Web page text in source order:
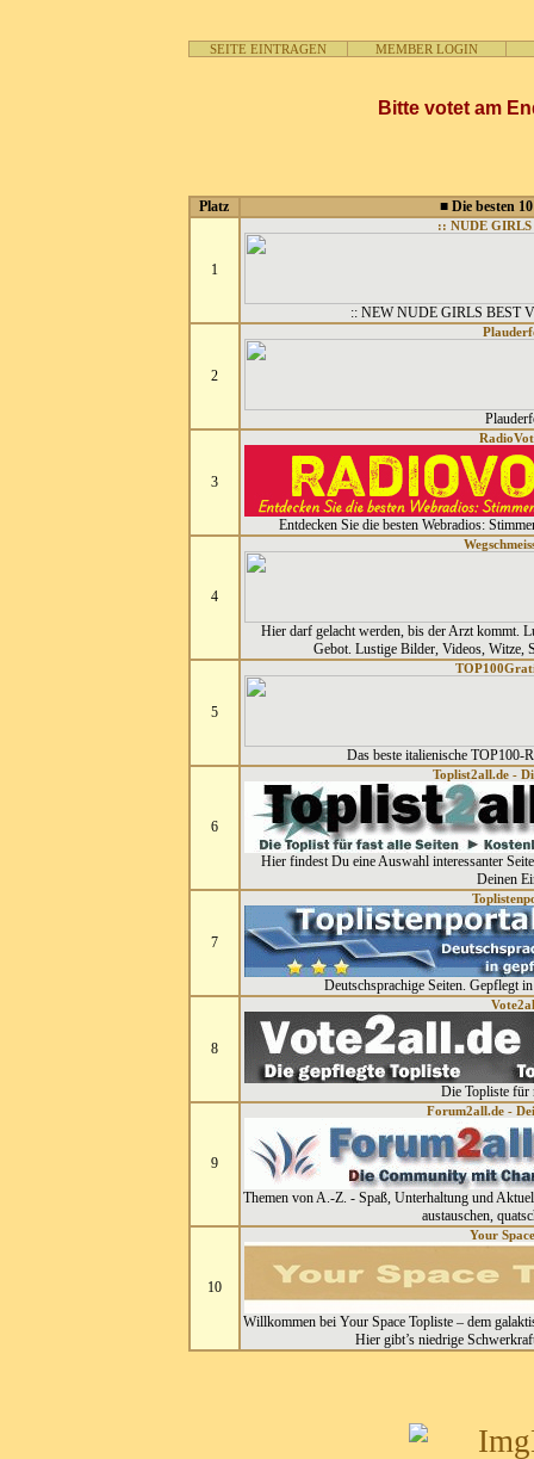
SEITE EINTRAGEN MEMBER LOGIN
Bitte votet am
Platz ■ Die besten
1
:: NUDE GIRLS
:: NEW NUDE GIRLS BEST
2
3
Entdecken Sie die besten Webradios:
4
Hier darf gelacht werden, bis der Arzt kommt.
Gebot. Lustige Bilder, Videos, Witze,
5
Das beste italienische TOP100-
6
Toplist2all.de -
Hier findest Du eine Auswahl interessanter
Deinen
7
Deutschsprachige Seiten. Gepflegt
8
Die Topliste für
9
Forum2all.de -
Themen von A.-Z. - Spaß, Unterhaltung und
austauschen,
10
Your
Willkommen bei Your Space Topliste – dem
Hier gibt’s niedrige